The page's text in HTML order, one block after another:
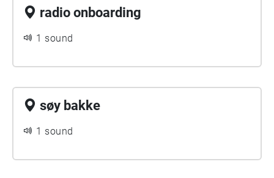
radio onboarding
1 sound
søy bakke
1 sound